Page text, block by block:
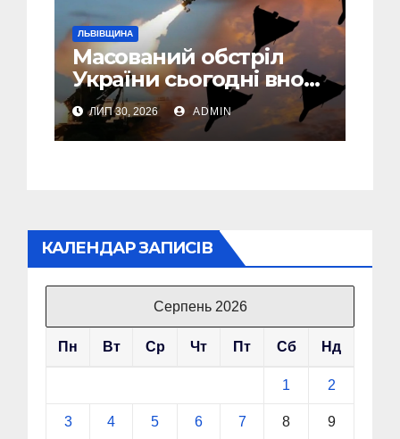
ЛЬВІВЩИНА
Масований обстріл
України сьогодні вночі:
У Львові пошкоджені
дві багатоповерхівки
ЛИП 30, 2026 ADMIN
КАЛЕНДАР ЗАПИСІВ
Серпень 2026
Пн Вт Ср Чт Пт Сб Нд
1 2
3 4 5 6 7 8 9